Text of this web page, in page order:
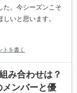
た。今シーズンこそ
いと思います。
トを書く
み合わせは？
メンバーと優